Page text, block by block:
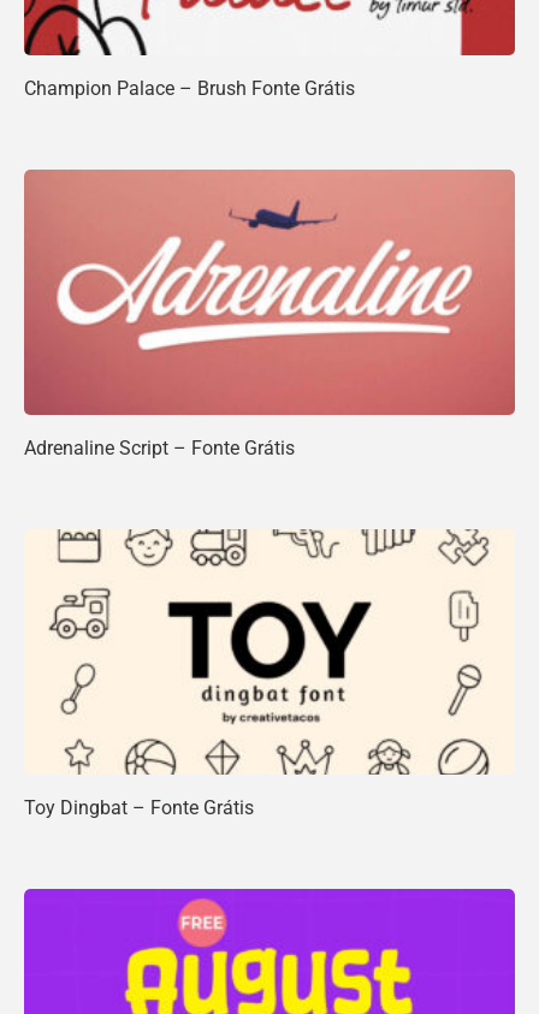
Champion Palace – Brush Fonte Grátis
Adrenaline Script – Fonte Grátis
Toy Dingbat – Fonte Grátis